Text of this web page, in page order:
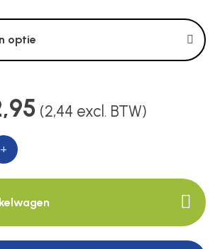
optie
(2,44 excl. BTW)
+